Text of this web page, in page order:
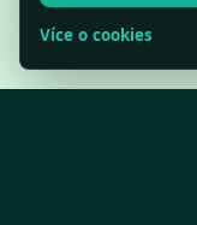
Více o cookies